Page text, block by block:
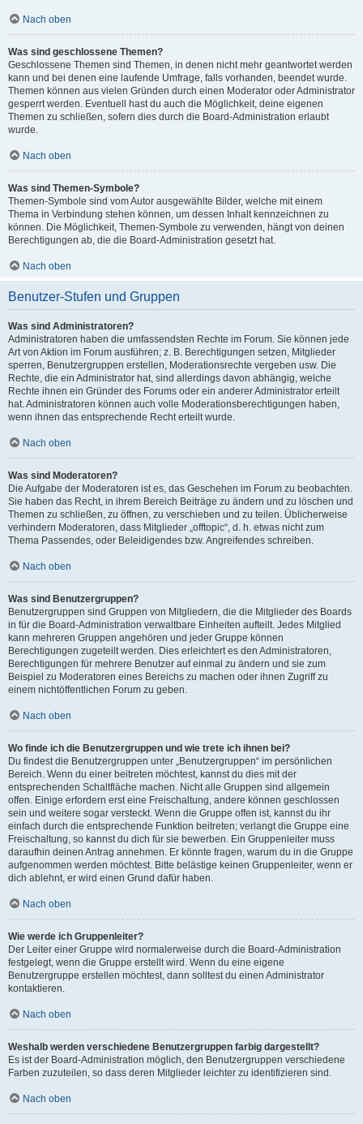
Nach oben
Was sind geschlossene Themen?
Geschlossene Themen sind Themen, in denen nicht mehr geantwortet werden
kann und bei denen eine laufende Umfrage, falls vorhanden, beendet wurde.
Themen können aus vielen Gründen durch einen Moderator oder Administrator
gesperrt werden. Eventuell hast du auch die Möglichkeit, deine eigenen
Themen zu schließen, sofern dies durch die Board-Administration erlaubt
wurde.
Nach oben
Was sind Themen-Symbole?
Themen-Symbole sind vom Autor ausgewählte Bilder, welche mit einem
Thema in Verbindung stehen können, um dessen Inhalt kennzeichnen zu
können. Die Möglichkeit, Themen-Symbole zu verwenden, hängt von deinen
Berechtigungen ab, die die Board-Administration gesetzt hat.
Nach oben
Benutzer-Stufen und Gruppen
Was sind Administratoren?
Administratoren haben die umfassendsten Rechte im Forum. Sie können jede
Art von Aktion im Forum ausführen; z. B. Berechtigungen setzen, Mitglieder
sperren, Benutzergruppen erstellen, Moderationsrechte vergeben usw. Die
Rechte, die ein Administrator hat, sind allerdings davon abhängig, welche
Rechte ihnen ein Gründer des Forums oder ein anderer Administrator erteilt
hat. Administratoren können auch volle Moderationsberechtigungen haben,
wenn ihnen das entsprechende Recht erteilt wurde.
Nach oben
Was sind Moderatoren?
Die Aufgabe der Moderatoren ist es, das Geschehen im Forum zu beobachten.
Sie haben das Recht, in ihrem Bereich Beiträge zu ändern und zu löschen und
Themen zu schließen, zu öffnen, zu verschieben und zu teilen. Üblicherweise
verhindern Moderatoren, dass Mitglieder „offtopic“, d. h. etwas nicht zum
Thema Passendes, oder Beleidigendes bzw. Angreifendes schreiben.
Nach oben
Was sind Benutzergruppen?
Benutzergruppen sind Gruppen von Mitgliedern, die die Mitglieder des Boards
in für die Board-Administration verwaltbare Einheiten aufteilt. Jedes Mitglied
kann mehreren Gruppen angehören und jeder Gruppe können
Berechtigungen zugeteilt werden. Dies erleichtert es den Administratoren,
Berechtigungen für mehrere Benutzer auf einmal zu ändern und sie zum
Beispiel zu Moderatoren eines Bereichs zu machen oder ihnen Zugriff zu
einem nichtöffentlichen Forum zu geben.
Nach oben
Wo finde ich die Benutzergruppen und wie trete ich ihnen bei?
Du findest die Benutzergruppen unter „Benutzergruppen“ im persönlichen
Bereich. Wenn du einer beitreten möchtest, kannst du dies mit der
entsprechenden Schaltfläche machen. Nicht alle Gruppen sind allgemein
offen. Einige erfordern erst eine Freischaltung, andere können geschlossen
sein und weitere sogar versteckt. Wenn die Gruppe offen ist, kannst du ihr
einfach durch die entsprechende Funktion beitreten; verlangt die Gruppe eine
Freischaltung, so kannst du dich für sie bewerben. Ein Gruppenleiter muss
daraufhin deinen Antrag annehmen. Er könnte fragen, warum du in die Gruppe
aufgenommen werden möchtest. Bitte belästige keinen Gruppenleiter, wenn er
dich ablehnt, er wird einen Grund dafür haben.
Nach oben
Wie werde ich Gruppenleiter?
Der Leiter einer Gruppe wird normalerweise durch die Board-Administration
festgelegt, wenn die Gruppe erstellt wird. Wenn du eine eigene
Benutzergruppe erstellen möchtest, dann solltest du einen Administrator
kontaktieren.
Nach oben
Weshalb werden verschiedene Benutzergruppen farbig dargestellt?
Es ist der Board-Administration möglich, den Benutzergruppen verschiedene
Farben zuzuteilen, so dass deren Mitglieder leichter zu identifizieren sind.
Nach oben